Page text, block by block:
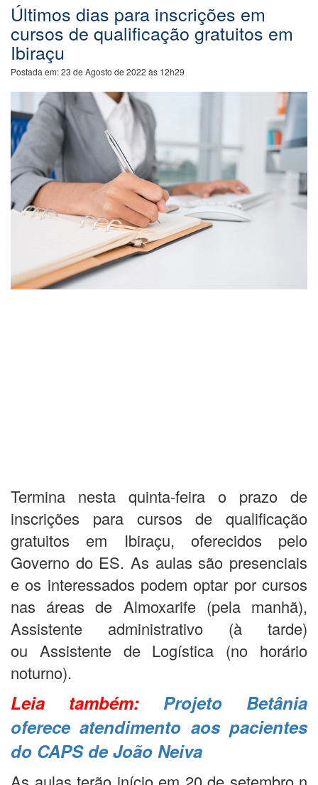
Últimos dias para inscrições em
cursos de qualificação gratuitos em
Ibiraçu
Postada em:23 de Agosto de 2022 às 12h29
Termina nesta quinta-feira o prazo de
inscrições para cursos de qualificação
gratuitos em Ibiraçu, oferecidos pelo
Governo do ES. As aulas são presenciais
e os interessados podem optar por cursos
nas áreas de Almoxarife (pela manhã),
Assistente administrativo (à tarde)
ou Assistente de Logística (no horário
noturno).
Leia também: Projeto Betânia
oferece atendimento aos pacientes
do CAPS de João Neiva